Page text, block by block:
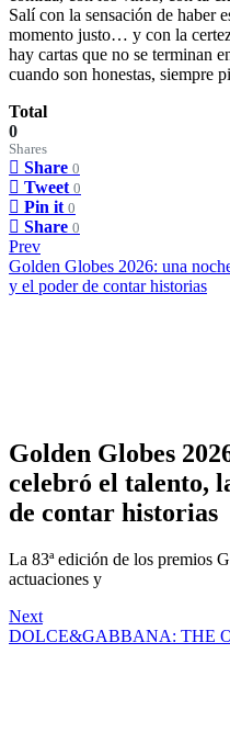
Salí con la sensación de haber
momento justo… y con la
hay cartas que no se terminan
cuando son honestas, siempre
Total
0
Shares
Share 0
Tweet 0
Pin it 0
Share 0
Prev
Golden Globes 2026: una
y el poder de contar historias
Golden Globes
celebró el talento,
de contar historias
La 83ª edición de los premios
actuaciones y
Next
DOLCE&GABBANA: THE